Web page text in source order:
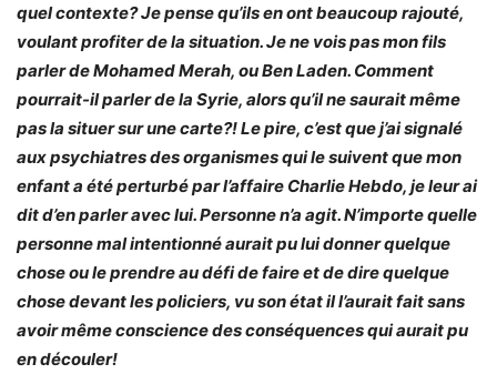
quel contexte? Je pense qu’ils en ont beaucoup rajouté,
voulant profiter de la situation. Je ne vois pas mon fils
parler de Mohamed Merah, ou Ben Laden. Comment
pourrait-il parler de la Syrie, alors qu’il ne saurait même
pas la situer sur une carte?! Le pire, c’est que j’ai signalé
aux psychiatres des organismes qui le suivent que mon
enfant a été perturbé par l’affaire Charlie Hebdo, je leur ai
dit d’en parler avec lui. Personne n’a agit. N’importe quelle
personne mal intentionné aurait pu lui donner quelque
chose ou le prendre au défi de faire et de dire quelque
chose devant les policiers, vu son état il l’aurait fait sans
avoir même conscience des conséquences qui aurait pu
en découler!